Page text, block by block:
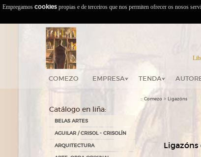
COMEZO EMPRESA TENDA
Catálogo en liña:
BELAS ARTES
AGUILAR / CRISOL - CRISOLÍN
ARQUITECTURA
:: Comezo > Ligazóns
Ligazóns
Empregamos cookies propias e de terceiros que nos permiten ofrecer os nosos